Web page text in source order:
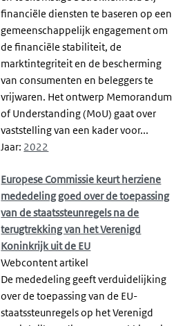
financiële diensten te baseren op een
gemeenschappelijk engagement om
de financiële stabiliteit, de
marktintegriteit en de bescherming
van consumenten en beleggers te
vrijwaren. Het ontwerp Memorandum
of Understanding (MoU) gaat over
vaststelling van een kader voor...
Jaar: 2022
Europese Commissie keurt herziene
mededeling goed over de toepassing
van de staatssteunregels na de
terugtrekking van het Verenigd
Koninkrijk uit de EU
Webcontent artikel
De mededeling geeft verduidelijking
over de toepassing van de EU-
staatssteunregels op het Verenigd